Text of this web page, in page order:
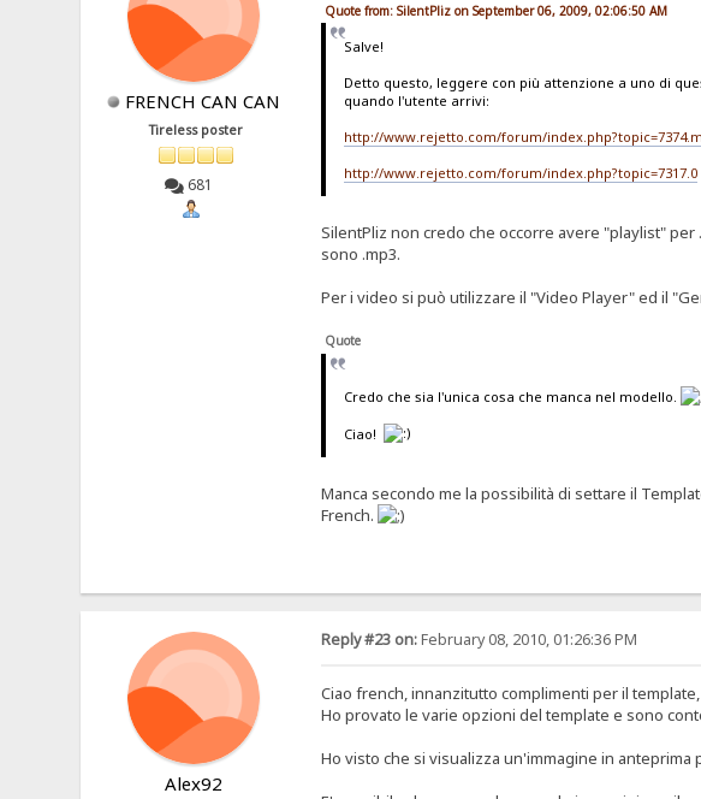
FRENCH CAN CAN
Tireless poster
681
Quote from: SilentPliz on September 06, 2009, 02:06:50 AM
Salve!
Detto questo, leggere con più attenzione a uno di
quando l'utente arrivi:
http://www.rejetto.com/forum/
http://www.rejetto.com/forum/index.php?topic=7317.0
SilentPliz non credo che occorre avere "playlist" per
sono .mp3.
Per i video si può utilizzare il "Video Player" ed il
Quote
Credo che sia l'unica cosa che manca nel modello.
Ciao!
Manca secondo me la possibilità di settare il
French.
Alex92
Reply #23 on:February 08, 2010, 01:26:36 PM
Ciao french, innanzitutto complimenti per il
Ho provato le varie opzioni del template e sono
Ho visto che si visualizza un'immagine in